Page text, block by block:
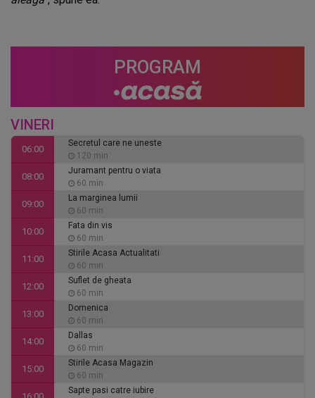
PROGRAM
VINERI
06:00
Secretul care ne uneste
120 min
08:00
Juramant pentru o viata
60 min
09:00
La marginea lumii
60 min
10:00
Fata din vis
60 min
11:00
Stirile Acasa Actualitati
60 min
12:00
Suflet de gheata
60 min
13:00
Domenica
60 min
14:00
Dallas
60 min
15:00
Stirile Acasa Magazin
60 min
Sapte pasi catre iubire